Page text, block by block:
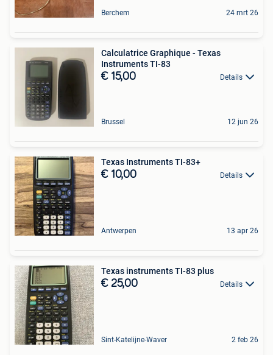
Berchem 24 mrt 26
Calculatrice Graphique - Texas
Instruments TI-83
€ 15,00 Details
Brussel 12 jun 26
Texas Instruments TI-83+
€ 10,00 Details
Antwerpen 13 apr 26
Texas instruments TI-83 plus
€ 25,00 Details
Sint-Katelijne-Waver 2 feb 26